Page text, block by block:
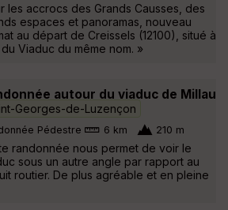
les accrocs des Grands Causses, des
espaces et panoramas, nouveau
au départ de Creissels (12100), situé à
Viaduc du même nom. »
autour du viaduc de Millau
Georges-de-Luzençon
Pédestre 6 km 210 m
randonnée nous permet de voir le
sous un autre angle par rapport au
routier. De plus agréable et en pleine